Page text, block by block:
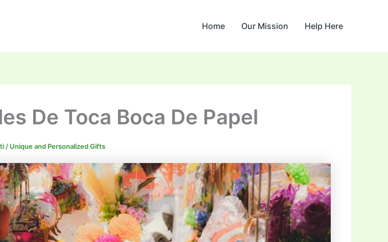
Home Our Mission Help Here
De Toca Boca De Papel
/ Unique and Personalized Gifts